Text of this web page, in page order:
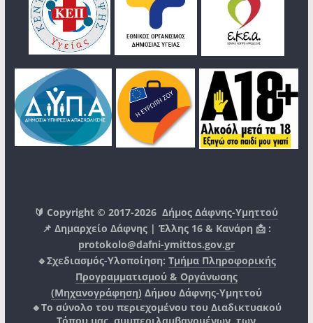
🔰 Copyright © 2017-2026Δήμος Δάφνης-Υμηττού
📌 Δημαρχείο Δάφνης | Έλλης 16 & Κανάρη 📩 :
protokolo@dafni-ymittos.gov.gr
🔹Σχεδιασμός-Υλοποίηση: Τμήμα Πληροφορικής
Προγραμματισμού & Οργάνωσης
(Μηχανογράφηση) Δήμου Δάφνης-Υμηττού
🔸Το σύνολο του περιεχομένου του Διαδικτυακού